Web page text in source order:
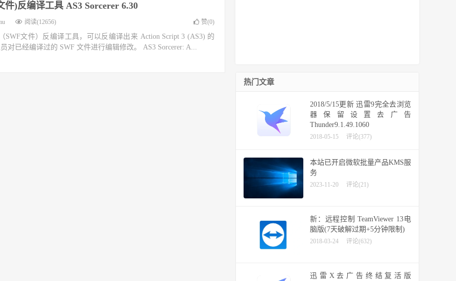
件)反编译工具 AS3 Sorcerer 6.30
阅读(12656) 赞(0)
SWF文件）反编译工具，可以反编译出来 Action Script 3 (AS3) 的
对已经编译过的 SWF 文件进行编辑修改。 AS3 Sorcerer: A...
热门文章
2018/5/15更新 迅雷9完全去浏览
器保留设置去广告
Thunder9.1.49.1060
2018-05-15 评论(377)
本站已开启微软批量产品KMS服
务
2023-11-20 评论(21)
新：远程控制 TeamViewer 13电
脑版(7天破解过期+5分钟限制)
2018-03-24 评论(632)
迅雷X去广告终结复活版